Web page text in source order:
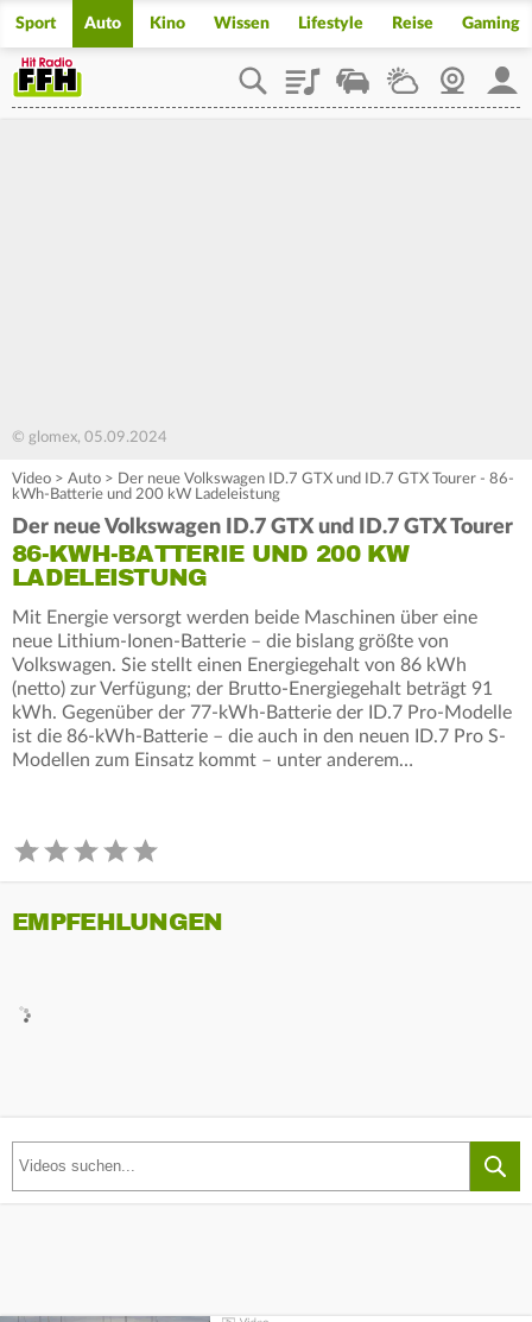
Sport Auto Kino Wissen Lifestyle Reise Gaming
PlaylistStaupilotWetterWebcam
© glomex, 05.09.2024
Video > Auto > Der neue Volkswagen ID.7 GTX und ID.7 GTX Tourer - 86-
kWh-Batterie und 200 kW Ladeleistung
Der neue Volkswagen ID.7 GTX und ID.7 GTX Tourer
86-KWH-BATTERIE UND 200 KW
LADELEISTUNG
Mit Energie versorgt werden beide Maschinen über eine
neue Lithium-Ionen-Batterie – die bislang größte von
Volkswagen. Sie stellt einen Energiegehalt von 86 kWh
(netto) zur Verfügung; der Brutto-Energiegehalt beträgt 91
kWh. Gegenüber der 77-kWh-Batterie der ID.7 Pro-Modelle
ist die 86-kWh-Batterie – die auch in den neuen ID.7 Pro S-
Modellen zum Einsatz kommt – unter anderem…
EMPFEHLUNGEN